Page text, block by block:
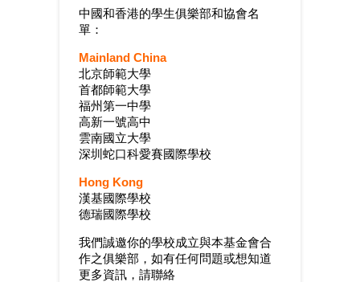
中國和香港的學生俱樂部和協會名
單：
Mainland China
北京師範大學
首都師範大學
福州第一中學
高新一號高中
雲南國立大學
深圳蛇口科愛賽國際學校
Hong Kong
漢基國際學校
德瑞國際學校
我們誠邀你的學校成立與本基金會合
作之俱樂部，如有任何問題或想知道
更多資訊，請聯絡